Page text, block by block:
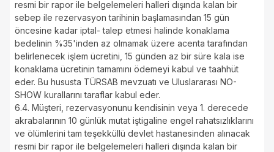
resmi bir rapor ile belgelemeleri halleri dışında kalan bir
sebep ile rezervasyon tarihinin başlamasından 15 gün
öncesine kadar iptal- talep etmesi halinde konaklama
bedelinin %35'inden az olmamak üzere acenta tarafından
belirlenecek işlem ücretini, 15 günden az bir süre kala ise
konaklama ücretinin tamamını ödemeyi kabul ve taahhüt
eder. Bu hususta TÜRSAB mevzuatı ve Uluslararası NO-
SHOW kurallarını taraflar kabul eder.
6.4. Müşteri, rezervasyonunu kendisinin veya 1. derecede
akrabalarının 10 günlük mutat iştigaline engel rahatsızlıklarını
ve ölümlerini tam teşekküllü devlet hastanesinden alınacak
resmi bir rapor ile belgelemeleri halleri dışında kalan bir